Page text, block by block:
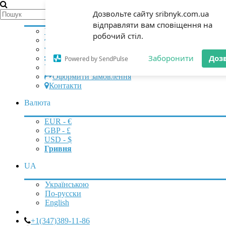
Дозвольте сайту sribnyk.com.ua
відправляти вам сповіщення на
робочий стіл.
Powered by SendPulse Заборонити
Мій аккаунт
Увійти
Зареєструватися
Порівняння (0)
Оформити замовлення
Контакти
Валюта
EUR - €
GBP - £
USD - $
Гривня
UA
Українською
По-русски
English
+1(347)389-11-86